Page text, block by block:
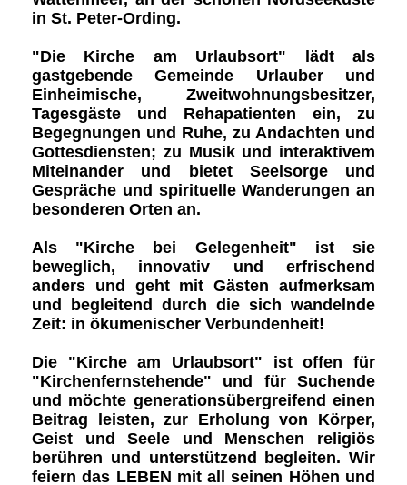
in St. Peter-Ording.
"Die Kirche am Urlaubsort" lädt als
gastgebende Gemeinde Urlauber und
Einheimische, Zweitwohnungsbesitzer,
Tagesgäste und Rehapatienten ein, zu
Begegnungen und Ruhe, zu Andachten und
Gottesdiensten; zu Musikund interaktivem
Miteinander und bietet Seelsorge und
Gespräche und spirituelle Wanderungen an
besonderen Orten an.
Als "Kirche bei Gelegenheit" ist sie
beweglich, innovativ und erfrischend
anders und geht mit Gästen aufmerksam
und begleitend durch die sich wandelnde
Zeit: in ökumenischer Verbundenheit!
Die "Kirche am Urlaubsort" ist offenfür
"Kirchenfernstehende" und für Suchende
und möchte generationsübergreifend einen
Beitrag leisten, zur Erholung von Körper,
Geist und Seele und Menschen religiös
berühren und unterstützend begleiten. Wir
feiern das LEBEN mit all seinen Höhen und